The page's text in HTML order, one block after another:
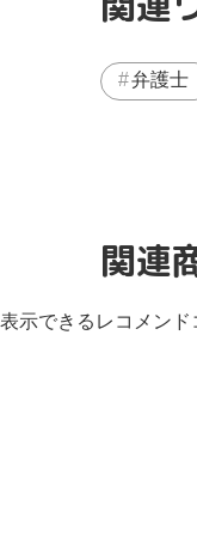
弁護士
関連
表示できるレコメン